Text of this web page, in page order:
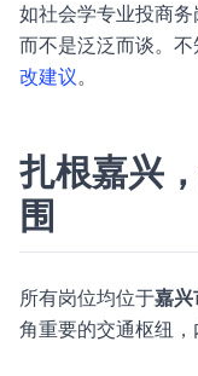
如社会学专业投商
而不是泛泛而谈。
改建议。
扎根嘉兴
围
所有岗位均位于嘉兴
角重要的交通枢纽，